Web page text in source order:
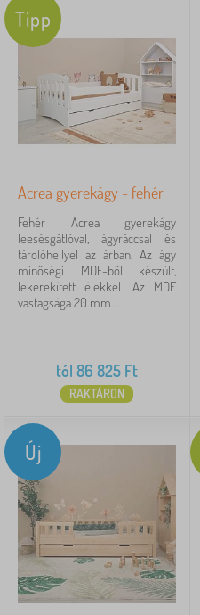
Tipp
Acrea gyerekágy - fehér
Fehér Acrea gyerekágy
leesésgátlóval, ágyráccsal és
tárolóhellyel az árban. Az ágy
minőségi MDF-ből készült,
lekerekített élekkel. Az MDF
vastagsága 20 mm....
tól 86 825 Ft
RAKTÁRON
Új